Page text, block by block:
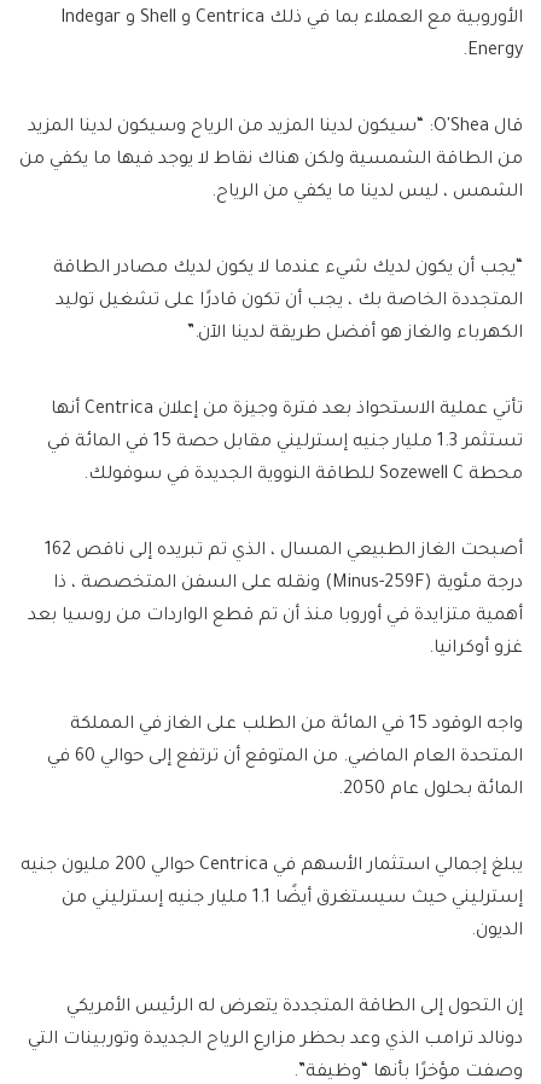
الأوروبية مع العملاء بما في ذلك Centrica و Shell و Indegar
Energy.
قال O'Shea: “سيكون لدينا المزيد من الرياح وسيكون لدينا المزيد
من الطاقة الشمسية ولكن هناك نقاط لا يوجد فيها ما يكفي من
الشمس ، ليس لدينا ما يكفي من الرياح.
“يجب أن يكون لديك شيء عندما لا يكون لديك مصادر الطاقة
المتجددة الخاصة بك ، يجب أن تكون قادرًا على تشغيل توليد
الكهرباء والغاز هو أفضل طريقة لدينا الآن.”
تأتي عملية الاستحواذ بعد فترة وجيزة من إعلان Centrica أنها
تستثمر 1.3 مليار جنيه إسترليني مقابل حصة 15 في المائة في
محطة Sozewell C للطاقة النووية الجديدة في سوفولك.
أصبحت الغاز الطبيعي المسال ، الذي تم تبريده إلى ناقص 162
درجة مئوية (Minus-259F) ونقله على السفن المتخصصة ، ذا
أهمية متزايدة في أوروبا منذ أن تم قطع الواردات من روسيا بعد
غزو أوكرانيا.
واجه الوقود 15 في المائة من الطلب على الغاز في المملكة
المتحدة العام الماضي. من المتوقع أن ترتفع إلى حوالي 60 في
المائة بحلول عام 2050.
يبلغ إجمالي استثمار الأسهم في Centrica حوالي 200 مليون جنيه
إسترليني حيث سيستغرق أيضًا 1.1 مليار جنيه إسترليني من
الديون.
إن التحول إلى الطاقة المتجددة يتعرض له الرئيس الأمريكي
دونالد ترامب الذي وعد بحظر مزارع الرياح الجديدة وتوربينات التي
وصفت مؤخرًا بأنها “وظيفة”.